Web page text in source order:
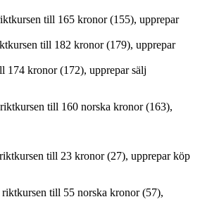
till 165 kronor (155), upprepar
till 182 kronor (179), upprepar
174 kronor (172), upprepar sälj
till 160 norska kronor (163),
till 23 kronor (27), upprepar köp
riktkursen till 55 norska kronor (57),